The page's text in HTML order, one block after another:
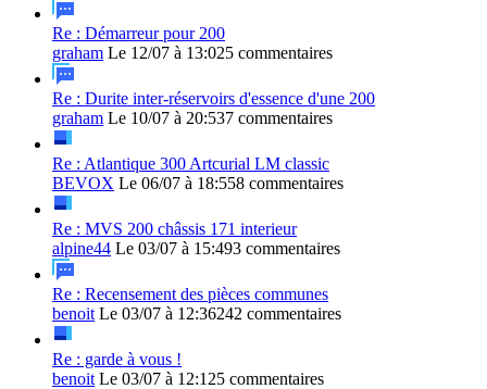
Re : Démarreur pour 200
graham Le 12/07 à 13:025 commentaires
Re : Durite inter-réservoirs d'essence d'une 200
graham Le 10/07 à 20:537 commentaires
Re : Atlantique 300 Artcurial LM classic
BEVOX Le 06/07 à 18:558 commentaires
Re : MVS 200 châssis 171 interieur
alpine44 Le 03/07 à 15:493 commentaires
Re : Recensement des pièces communes
benoit Le 03/07 à 12:36242 commentaires
Re : garde à vous !
benoit Le 03/07 à 12:125 commentaires